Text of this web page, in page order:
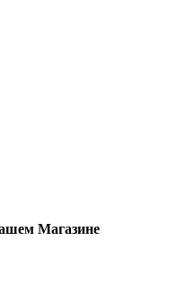
Магазине